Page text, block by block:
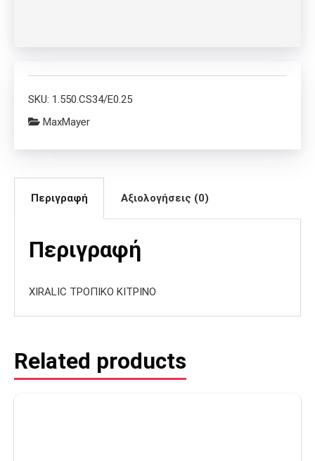
SKU: 1.550.CS34/E0.25
MaxMayer
Περιγραφή Αξιολογήσεις (0)
Περιγραφή
XIRALIC ΤΡΟΠΙΚΟ ΚΙΤΡΙΝΟ
Related products